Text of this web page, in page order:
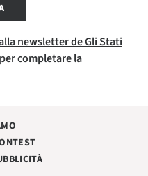
newsletter de Gli Stati
completare la